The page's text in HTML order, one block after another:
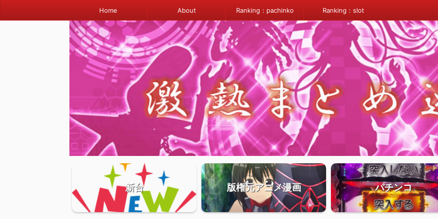
Home About Ranking：pachinko Ranking：slot
新台 版権元アニメ漫画 パチンコ